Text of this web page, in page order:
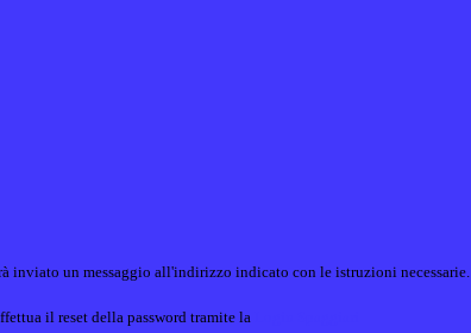
inviato un messaggio all'indirizzo indicato con le istruzioni necessarie.
il reset della password tramite la